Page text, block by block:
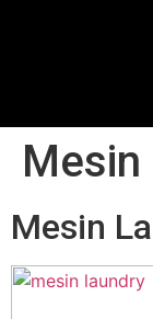
Mesin
Mesin